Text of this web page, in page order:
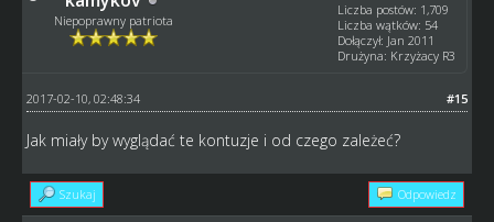
Niepoprawny patriota
Liczba postów: 1,709
Liczba wątków: 54
Dołączył: Jan 2011
Drużyna: Krzyżacy R3
#15
2017-02-10, 02:48:34
Jak miały by wyglądać te kontuzje i od czego zależeć?
Szukaj Odpowiedz